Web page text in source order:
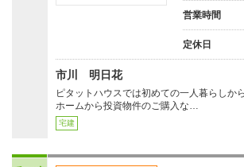
営業時間
定休日
市川 明日花
ピタットハウスでは初めての一人暮らしか
ホームから投資物件のご購入な…
宅建